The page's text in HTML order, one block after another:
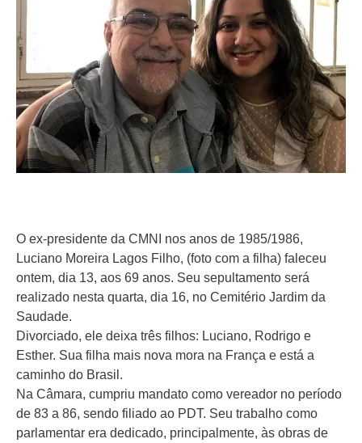
O ex-presidente da CMNI nos anos de 1985/1986,
Luciano Moreira Lagos Filho, (foto com a filha) faleceu
ontem, dia 13, aos 69 anos. Seu sepultamento será
realizado nesta quarta, dia 16, no Cemitério Jardim da
Saudade.
Divorciado, ele deixa três filhos: Luciano, Rodrigo e
Esther. Sua filha mais nova mora na França e está a
caminho do Brasil.
Na Câmara, cumpriu mandato como vereador no período
de 83 a 86, sendo filiado ao PDT. Seu trabalho como
parlamentar era dedicado, principalmente, às obras de